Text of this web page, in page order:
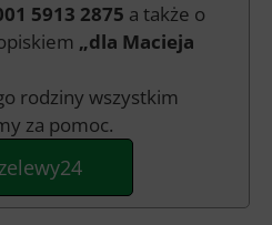
5913 2875 a także o
„dla Macieja
rodziny wszystkim
za pomoc.